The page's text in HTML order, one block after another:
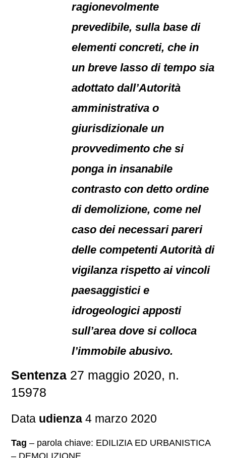
ragionevolmente
prevedibile, sulla base di
elementi concreti, che in
un breve lasso di tempo sia
adottato dall’Autorità
amministrativa o
giurisdizionale un
provvedimento che si
ponga in insanabile
contrasto con detto ordine
di demolizione, come nel
caso dei necessari pareri
delle competenti Autorità di
vigilanza rispetto ai vincoli
paesaggistici e
idrogeologici apposti
sull’area dove si colloca
l’immobile abusivo.
Sentenza 27 maggio 2020, n.
15978
Data udienza 4 marzo 2020
Tag – parola chiave: EDILIZIA ED URBANISTICA
– DEMOLIZIONE